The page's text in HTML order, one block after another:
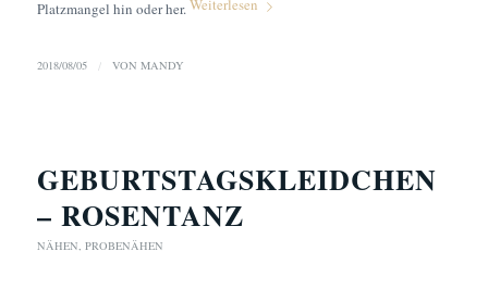
Platzmangel hin oder her.Weiterlesen
2018/08/05 / VON MANDY
GEBURTSTAGSKLEIDCHEN
– ROSENTANZ
NÄHEN PROBENÄHEN